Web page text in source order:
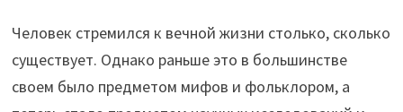
Человек стремился к вечной жизни столько, сколько
существует. Однако раньше это в большинстве
своем было предметом мифов и фольклором, а